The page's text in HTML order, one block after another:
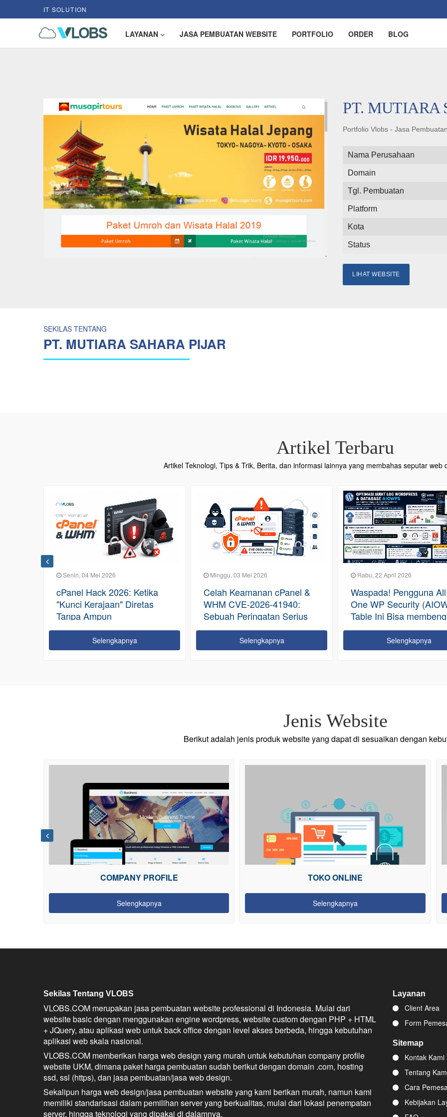
IT SOLUTION
LAYANAN JASA PEMBUATAN WEBSITE PORTFOLIO ORDER BLOG
PT. MUTIARA
Portfolio Vlobs - Jasa
Nama Perusahaan
Domain
Tgl. Pembuatan
Platform
Kota
Status
LIHAT WEBSITE
SEKILAS TENTANG
PT. MUTIARA SAHARA PIJAR
Artikel Terbaru
Artikel Teknologi, Tips & Trik, Berita, dan informasi lainnya yang membahas seputar web
Senin, 04 Mei 2026
cPanel Hack 2026: Ketika
"Kunci Kerajaan" Diretas
Tanpa Ampun
Selengkapnya
Minggu, 03 Mei 2026
Celah Keamanan cPanel &
WHM CVE-2026-41940:
Sebuah Peringatan Serius
bagi Ekosistem Hosting
Selengkapnya
Rabu, 22 April 2026
Waspada! Pengguna All In
One WP Security
Table Ini Bisa membengkak
Hingga Ratusan GB
Selengkapnya
Jenis Website
Berikut adalah jenis produk website yang dapat di sesuaikan dengan
COMPANY PROFILE
Selengkapnya
TOKO ONLINE
Selengkapnya
Sekilas Tentang VLOBS
VLOBS.COM merupakan jasa pembuatan website professional di Indonesia. Mulai dari
website basic dengan menggunakan engine wordpress, website custom dengan PHP + HTML
+ JQuery, atau aplikasi web untuk back office dengan level akses berbeda, hingga kebutuhan
aplikasi web skala nasional.
VLOBS.COM memberikan harga web design yang murah untuk kebutuhan company profile
website UKM, dimana paket harga pembuatan sudah berikut dengan domain .com, hosting
ssd, ssl (https), dan jasa pembuatan/jasa web design.
Sekalipun harga web design/jasa pembuatan website yang kami berikan murah, namun kami
memiliki standarisasi dalam pemilihan server yang berkualitas, mulai dari lokasi penempatan
server, hingga teknologi yang dipakai di dalamnya.
Layanan
Client Area
Form
Sitemap
Kontak Kami
Tentang
Cara
Kebijakan